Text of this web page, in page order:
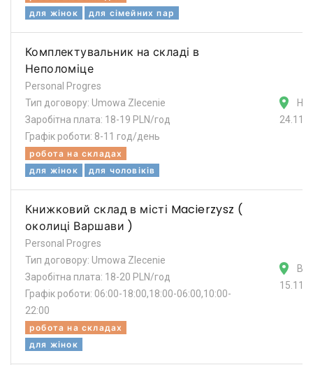
для жінок
для сімейних пар
Комплектувальник на складі в
Неполоміце
Personal Progres
Тип договору: Umowa Zlecenie
Заробітна плата: 18-19 PLN/год
Графік роботи: 8-11 год/день
робота на складах
для жінок
для чоловіків
Книжковий склад в місті Macierzysz (
околиці Варшави )
Personal Progres
Тип договору: Umowa Zlecenie
Заробітна плата: 18-20 PLN/год
Графік роботи: 06:00-18:00,18:00-06:00,10:00-
22:00
робота на складах
для жінок